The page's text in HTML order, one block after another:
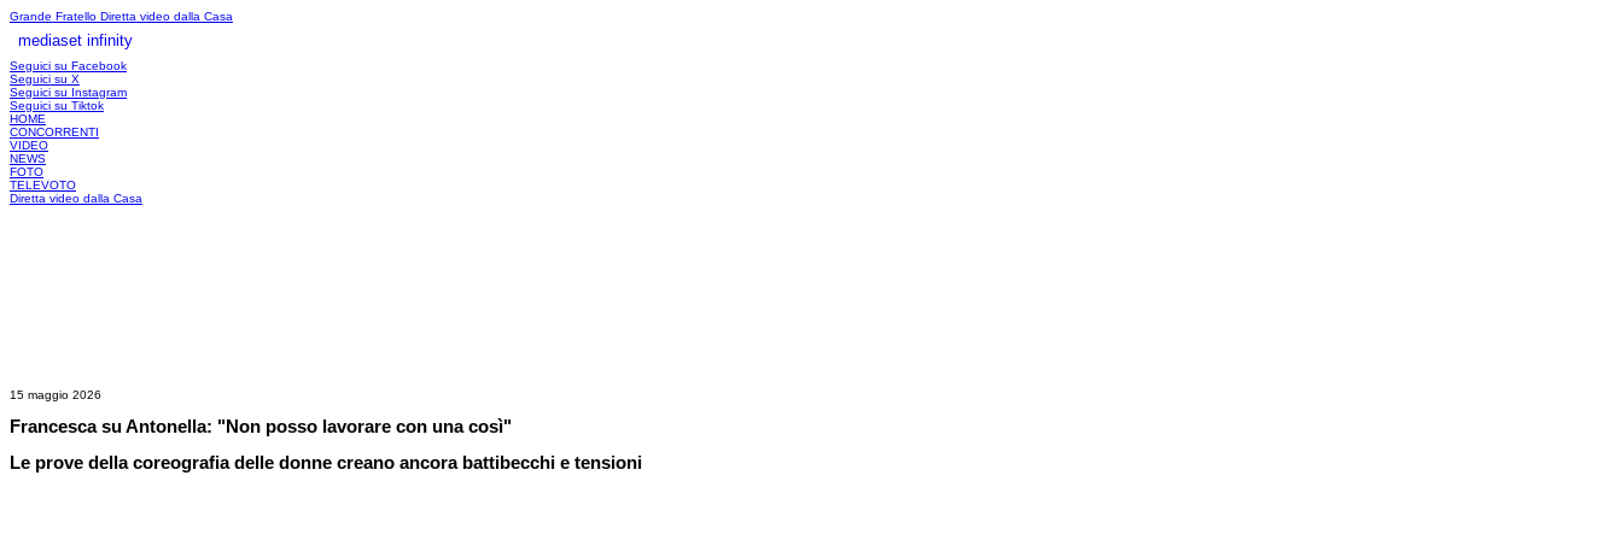
Grande Fratello Diretta video dalla Casa
mediaset infinity
Seguici su Facebook
Seguici su X
Seguici su Instagram
Seguici su Tiktok
HOME
CONCORRENTI
VIDEO
NEWS
FOTO
TELEVOTO
Diretta video dalla Casa
15 maggio 2026
Francesca su Antonella: "Non posso lavorare con una così"
Le prove della coreografia delle donne creano ancora battibecchi e tensioni